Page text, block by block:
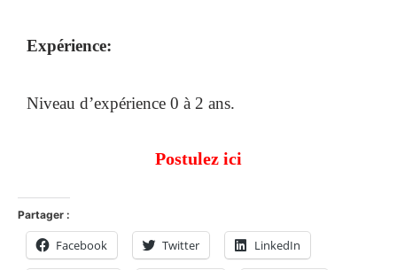
Expérience:
Niveau d’expérience 0 à 2 ans.
Postulez ici
Partager :
Facebook Twitter LinkedIn